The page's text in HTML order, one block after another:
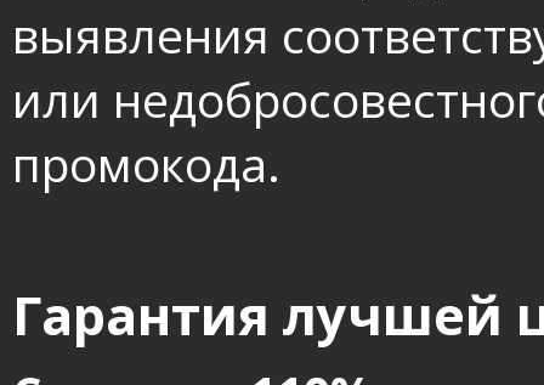
выявления
или
промокода.
Гарантия лучшей